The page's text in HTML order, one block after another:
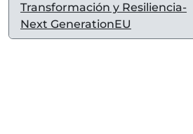
Transformación y Resiliencia-
Next GenerationEU
, 2 resultados